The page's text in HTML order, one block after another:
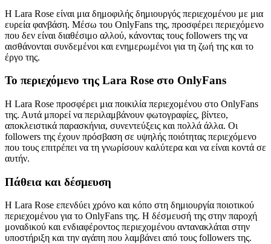
Η Lara Rose είναι μια δημοφιλής δημιουργός περιεχομένου με μια
ευρεία φανβάση. Μέσω του OnlyFans της, προσφέρει περιεχόμενο
που δεν είναι διαθέσιμο αλλού, κάνοντας τους followers της να
αισθάνονται συνδεμένοι και ενημερωμένοι για τη ζωή της και το
έργο της.
Το περιεχόμενο της Lara Rose στο OnlyFans
Η Lara Rose προσφέρει μια ποικιλία περιεχομένου στο OnlyFans
της. Αυτά μπορεί να περιλαμβάνουν φωτογραφίες, βίντεο,
αποκλειστικά παρασκήνια, συνεντεύξεις και πολλά άλλα. Οι
followers της έχουν πρόσβαση σε υψηλής ποιότητας περιεχόμενο
που τους επιτρέπει να τη γνωρίσουν καλύτερα και να είναι κοντά σε
αυτήν.
Πάθεια και δέσμευση
Η Lara Rose επενδύει χρόνο και κόπο στη δημιουργία ποιοτικού
περιεχομένου για το OnlyFans της. Η δέσμευσή της στην παροχή
μοναδικού και ενδιαφέροντος περιεχομένου αντανακλάται στην
υποστήριξη και την αγάπη που λαμβάνει από τους followers της.